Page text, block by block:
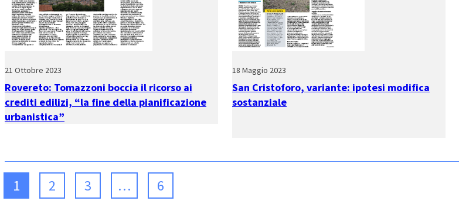
21 Ottobre 2023
Rovereto: Tomazzoni boccia il ricorso ai
crediti edilizi, “la fine della pianificazione
urbanistica”
18 Maggio 2023
San Cristoforo, variante: ipotesi modifica
sostanziale
1 2 3 … 6